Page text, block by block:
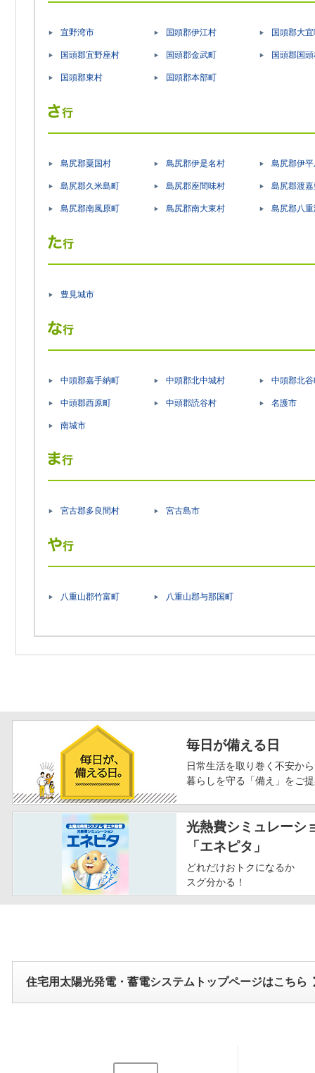
宜野湾市 国頭郡伊江村 国頭郡大
国頭郡宜野座村 国頭郡金武町 国頭郡国
国頭郡東村 国頭郡本部町
島尻郡粟国村 島尻郡伊是名村 島尻郡伊
島尻郡久米島町 島尻郡座間味村 島尻郡渡
島尻郡南風原町 島尻郡南大東村 島尻郡八
豊見城市
中頭郡嘉手納町 中頭郡北中城村 中頭郡北
中頭郡西原町 中頭郡読谷村 名護市
南城市
宮古郡多良間村 宮古島市
八重山郡竹富町 八重山郡与那国町
毎日が備える日
日常生活を取り巻く不安から
暮らしを守る「備え」をご
光熱費シミュレーシ
「エネピタ」
どれだけおトクになるか
スグ分かる！
住宅用太陽光発電・蓄電システムトップページはこちら